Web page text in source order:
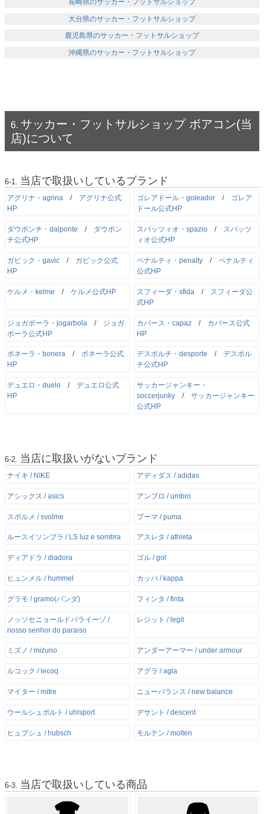
長崎県のサッカー・フットサルショップ
大分県のサッカー・フットサルショップ
鹿児島県のサッカー・フットサルショップ
沖縄県のサッカー・フットサルショップ
サッカー・フットサルショップ ボアコン(当
店)について
当店で取扱いしているブランド
アグリナ・agrina / アグリナ公式
HP
ゴレアドール・goleador / ゴレア
ドール公式HP
ダウポンチ・dalponte / ダウポン
チ公式HP
スパッツィオ・spazio / スパッツ
ィオ公式HP
ガビック・gavic / ガビック公式
HP
ペナルティ・penalty /ペナルティ
公式HP
ケルメ・kelme /ケルメ公式HP スフィーダ・sfida /
スフィーダ公
式HP
ジョガボーラ・jogarbola / ジョガ
ボーラ公式HP
カパース・capaz / カパース公式
HP
ボネーラ・bonera /ボネーラ公式
HP
デスポルチ・desporte /デスポル
チ公式HP
デュエロ・duelo /デュエロ公式
HP
サッカージャンキー・
soccerjunky /サッカージャンキー
公式HP
当店に取扱いがないブランド
ナイキ / NIKE アディダス / adidas
アシックス / asics アンブロ / umbro
スボルメ / svolme プーマ / puma
ルースイソンブラ / LS luz e sombra アスレタ / athleta
ディアドラ / diadora ゴル / gol
ヒュンメル / hummel カッパ / kappa
グラモ / gramo(パンダ) フィンタ / finta
ノッソセニョールドパライーゾ /
nosso senhor do paraiso
レジット / legit
ミズノ / mizuno アンダーアーマー / under armour
ルコック / lecoq アグラ / agla
マイター / mitre ニューバランス / new balance
ウールシュポルト / uhlsport デサント / descent
ヒュブシュ / hubsch モルテン / molten
当店で取扱いしている商品